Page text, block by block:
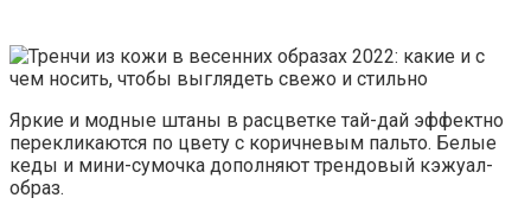
Яркие и модные штаны в расцветке тай-дай эффектно
перекликаются по цвету с коричневым пальто. Белые
кеды и мини-сумочка дополняют трендовый кэжуал-
образ.